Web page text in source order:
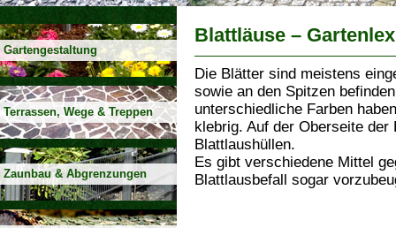
Gartengestaltung
Terrassen, Wege & Treppen
Zaunbau & Abgrenzungen
Blattläuse –
Die Blätter sind meistens
sowie an den Spitzen
unterschiedliche Farben
klebrig. Auf der Oberseite
Blattlaushüllen.
Es gibt verschiedene Mittel
Blattlausbefall sogar